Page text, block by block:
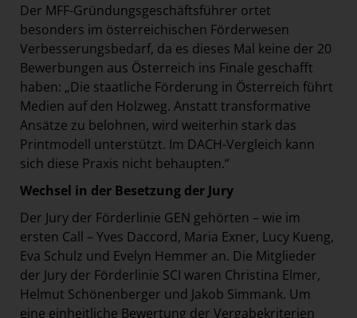
Der MFF-Gründungsgeschäftsführer ortet
besonders im österreichischen Förderwesen
Verbesserungsbedarf, da es dieses Mal keine der 20
Bewerbungen aus Österreich ins Finale geschafft
haben: „Die staatliche Förderung in Österreich führt
Medien auf den Holzweg. Anstatt transformative
Ansätze zu belohnen, wird weiterhin stark das
Printmodell unterstützt. Im DACH-Vergleich kann
sich diese Praxis nicht behaupten.“
Wechsel in der Besetzung der Jury
Der Jury der Förderlinie GEN gehörten – wie im
ersten Call – Yves Daccord, Maria Exner, Lucy Kueng,
Eva Schulz und Evelyn Hemmer an. Die Mitglieder
der Jury der Förderlinie SCI waren Christina Elmer,
Helmut Schönenberger und Jakob Simmank. Um
eine einheitliche Bewertung der Vergabekriterien